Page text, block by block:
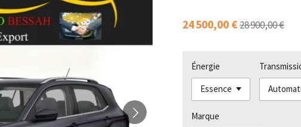
24 500,00 €28 900,00 €
Énergie
Marque